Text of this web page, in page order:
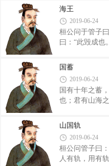
国用九不足则
守高下，岁藏
少牢，不若此
室，则群材不
也。”桓公曰：
也。彼天子之
七十里，男五
者，农夫寒耕
归于府者，非
海王
2019-06-24
桓公问于管子
曰：“此毁成也
也。”“吾欲藉
也。”桓公曰：
山海为可耳。
曰：“海王之国
策？”管子对曰
半，吾子食盐
令盐之重升加
国蓄
2019-06-24
国有十年之蓄
也；君有山海
足，故民无不
金刀币，民之
故民力可得而
然。民予则喜
见予之形，不
山国轨
2019-06-24
桓公问管子曰
人有轨，用有